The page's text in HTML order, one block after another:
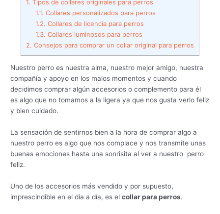
1. Tipos de collares originales para perros
1.1. Collares personalizados para perros
1.2. Collares de licencia para perros
1.3. Collares luminosos para perros
2. Consejos para comprar un collar original para perros
Nuestro perro es nuestra alma, nuestro mejor amigo, nuestra
compañía y apoyo en los malos momentos y cuando
decidimos comprar algún accesorios o complemento para él
es algo que no tomamos a la ligera ya que nos gusta verlo feliz
y bien cuidado.
La sensación de sentirnos bien a la hora de comprar algo a
nuestro perro es algo que nos complace y nos transmite unas
buenas emociones hasta una sonrisita al ver a nuestro perro
feliz.
Uno de los accesorios más vendido y por supuesto,
imprescindible en el día a día, es elcollar para perros.